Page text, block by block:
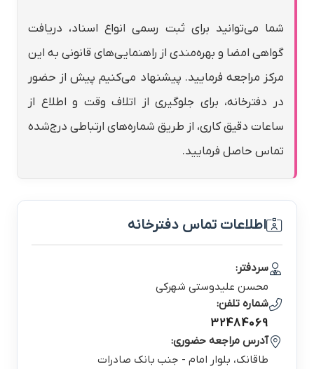
شما می‌توانید برای ثبت رسمی انواع اسناد، دریافت
گواهی امضا و بهره‌مندی از راهنمایی‌های قانونی به این
مرکز مراجعه فرمایید. پیشنهاد می‌کنیم پیش از حضور
در دفترخانه، برای جلوگیری از اتلاف وقت و اطلاع از
ساعات دقیق کاری، از طریق شماره‌های ارتباطی درج‌شده
تماس حاصل فرمایید.
اطلاعات تماس دفترخانه
سردفتر:
محسن عليدوستي شهركي
شماره تلفن:
32484069
آدرس مراجعه حضوری:
طاقانك، بلوار امام - جنب بانك صادرات